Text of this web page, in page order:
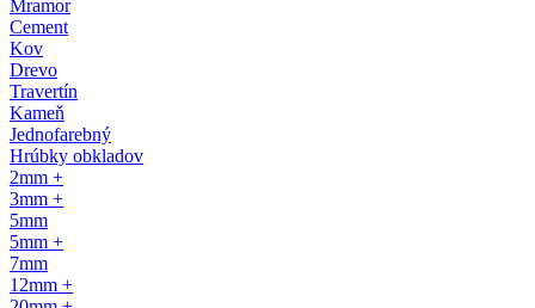
Mramor
Cement
Kov
Drevo
Travertín
Kameň
Jednofarebný
Hrúbky obkladov
2mm +
3mm +
5mm
5mm +
7mm
12mm +